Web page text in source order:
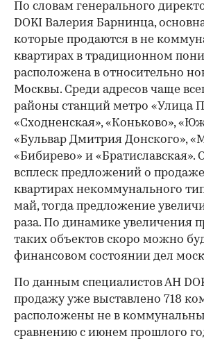
По словам генерального
DOKI Валерия Барнинца,
которые продаются в не
квартирах в традиционном
расположена в относительно
Москвы. Среди адресов чаще
районы станций метро «Улица
«Сходненская», «Коньково»,
«Бульвар Дмитрия Донского»,
«Бибирево» и «Братиславская».
всплеск предложений о
квартирах некоммунального
май, тогда предложение
раза. По динамике увеличения
таких объектов скоро можно
финансовом состоянии дел
По данным специалистов АН
продажу уже выставлено 718
расположены не в
сравнению с июнем прошлого